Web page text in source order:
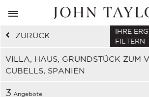
ZURÜCK
VILLA, HAUS, GRUNDSTÜCK ZUM
CUBELLS, SPANIEN
IHRE
FILTERN
3 Angebote